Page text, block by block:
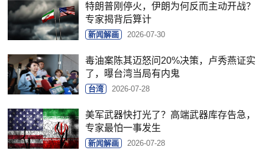
特朗普刚停火，伊朗为何反而主动开战？
专家揭背后算计
新闻解画 2026-07-30
毒油案陈其迈怒问20%决策，卢秀燕证实
了，曝台湾当局有内鬼
台湾 2026-07-28
美军武器快打光了？高端武器库存告急，
专家最怕一事发生
新闻解画 2026-07-28